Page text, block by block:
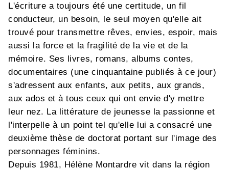
L'écriture a toujours été une certitude, un fil
conducteur, un besoin, le seul moyen qu'elle ait
trouvé pour transmettre rêves, envies, espoir, mais
aussi la force et la fragilité de la vie et de la
mémoire. Ses livres, romans, albums contes,
documentaires (une cinquantaine publiés à ce jour)
s'adressent aux enfants, aux petits, aux grands,
aux ados et à tous ceux qui ont envie d'y mettre
leur nez. La littérature de jeunesse la passionne et
l'interpelle à un point tel qu'elle lui a consacré une
deuxième thèse de doctorat portant sur l'image des
personnages féminins.
Depuis 1981, Hélène Montardre vit dans la région